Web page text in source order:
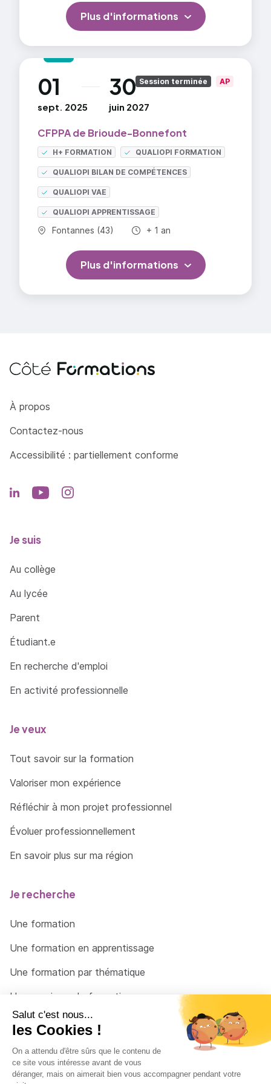
Plus d'informations
01
sept. 2025
au 30
juin 2027
CFPPA de Brioude-Bonnefont
H+ FORMATION QUALIOPI FORMATION
QUALIOPI BILAN DE COMPÉTENCES
QUALIOPI VAE
QUALIOPI APPRENTISSAGE
Commune :
Fontannes (43) Durée totale :
+ 1 an
Session terminée AP
Plus d'informations
Côté Formations
À propos
Contactez-nous
Accessibilité : partiellement conforme
Je suis
Au collège
Au lycée
Parent
Étudiant.e
En recherche d'emploi
En activité professionnelle
Je veux
Tout savoir sur la formation
Valoriser mon expérience
Réfléchir à mon projet professionnel
Évoluer professionnellement
En savoir plus sur ma région
Je recherche
Une formation
Une formation en apprentissage
Une formation par thématique
Un organisme de formation
Un conseiller